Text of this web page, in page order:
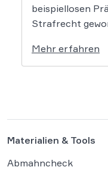
beispiellosen
Strafrecht
gesicherten
und haben die
Mehr erfahren
Materialien & Tools
Abmahncheck